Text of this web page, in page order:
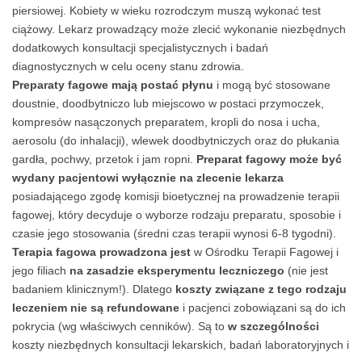
piersiowej. Kobiety w wieku rozrodczym muszą wykonać test
ciążowy. Lekarz prowadzący może zlecić wykonanie niezbędnych
dodatkowych konsultacji specjalistycznych i badań
diagnostycznych w celu oceny stanu zdrowia.
Preparaty fagowe mają postać płynu i mogą być stosowane
doustnie, doodbytniczo lub miejscowo w postaci przymoczek,
kompresów nasączonych preparatem, kropli do nosa i ucha,
aerosolu (do inhalacji), wlewek doodbytniczych oraz do płukania
gardła, pochwy, przetok i jam ropni. Preparat fagowy może być
wydany pacjentowi wyłącznie na zlecenie lekarza
posiadającego zgodę komisji bioetycznej na prowadzenie terapii
fagowej, który decyduje o wyborze rodzaju preparatu, sposobie i
czasie jego stosowania (średni czas terapii wynosi 6-8 tygodni).
Terapia fagowa prowadzona jest w Ośrodku Terapii Fagowej i
jego filiach na zasadzie eksperymentu leczniczego (nie jest
badaniem klinicznym!). Dlatego koszty związane z tego rodzaju
leczeniem nie są refundowane i pacjenci zobowiązani są do ich
pokrycia (wg właściwych cenników). Są to w szczególności
koszty niezbędnych konsultacji lekarskich, badań laboratoryjnych i